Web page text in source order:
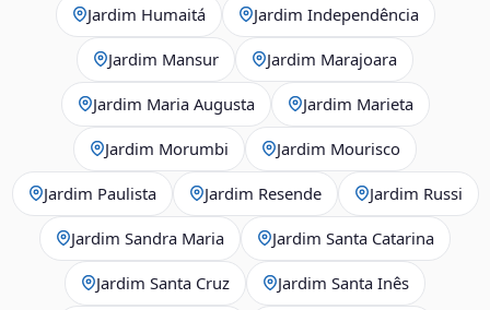
Jardim Humaitá Jardim Independência
Jardim Mansur Jardim Marajoara
Jardim Maria Augusta Jardim Marieta
Jardim Morumbi Jardim Mourisco
Jardim Paulista Jardim Resende Jardim Russi
Jardim Sandra Maria Jardim Santa Catarina
Jardim Santa Cruz Jardim Santa Inês